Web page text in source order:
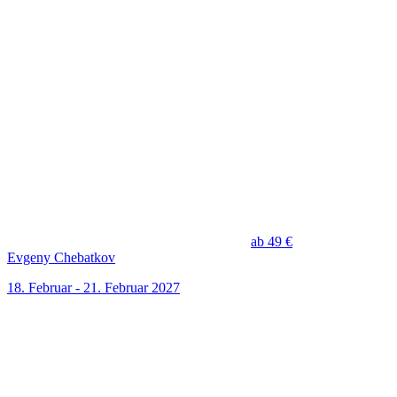
ab 49 €
Evgeny Chebatkov
18. Februar - 21. Februar 2027